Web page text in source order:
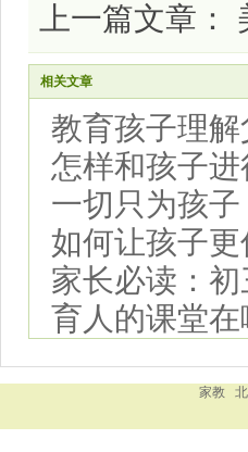
上一篇文章：
相关文章
教育孩子理
怎样和孩子
一切只为孩子
如何让孩子
家长必读：
育人的课堂在
家教